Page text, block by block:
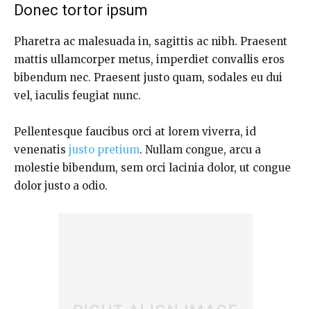
Donec tortor ipsum
Pharetra ac malesuada in, sagittis ac nibh. Praesent
mattis ullamcorper metus, imperdiet convallis eros
bibendum nec. Praesent justo quam, sodales eu dui
vel, iaculis feugiat nunc.
Pellentesque faucibus orci at lorem viverra, id
venenatis justo pretium. Nullam congue, arcu a
molestie bibendum, sem orci lacinia dolor, ut congue
dolor justo a odio.